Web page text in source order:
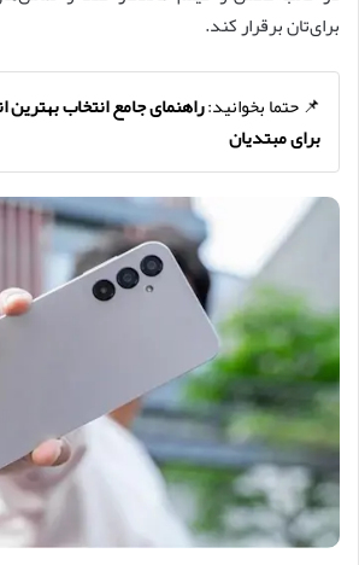
برای‌تان برقرار کند.
📌 حتما بخوانید:راهنمای جامع انتخاب
برای مبتدیان